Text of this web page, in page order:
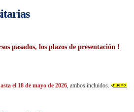
pasados, los plazos de presentación !
el 18 de mayo de 2026 , ambos incluidos.